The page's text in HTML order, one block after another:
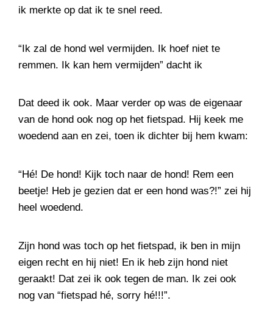
ik merkte op dat ik te snel reed.
“Ik zal de hond wel vermijden. Ik hoef niet te
remmen. Ik kan hem vermijden” dacht ik
Dat deed ik ook. Maar verder op was de eigenaar
van de hond ook nog op het fietspad. Hij keek me
woedend aan en zei, toen ik dichter bij hem kwam:
“Hé! De hond! Kijk toch naar de hond! Rem een
beetje! Heb je gezien dat er een hond was?!” zei hij
heel woedend.
Zijn hond was toch op het fietspad, ik ben in mijn
eigen recht en hij niet! En ik heb zijn hond niet
geraakt! Dat zei ik ook tegen de man. Ik zei ook
nog van “fietspad hé, sorry hé!!!”.